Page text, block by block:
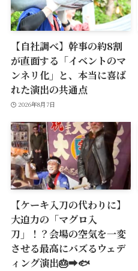
【自社調べ】幹事の約8割
が直面する「イベントのマ
ンネリ化」と、本当に喜ば
れた演出の共通点
2026年8月7日
【ケーキ入刀の代わりに】
大迫力の「マグロ入
刀」！？会場の空気を一変
させる最高にバズるウェデ
ィング演出🎂➡️🐟